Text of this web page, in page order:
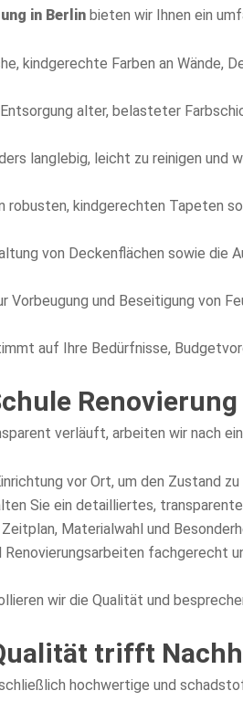
in Berlin bieten wir Ihnen ein
kindgerechte Farben an Wände,
alter, belasteter
langlebig, leicht zu reinigen und
robusten, kindgerechten Tapeten
von Deckenflächen sowie die
Vorbeugung und Beseitigung von
auf Ihre Bedürfnisse,
verläuft, arbeiten wir nach
vor Ort, um den Zustand
Sie ein detailliertes,
Materialwahl und
wir die Qualität und
trifft
hochwertige und